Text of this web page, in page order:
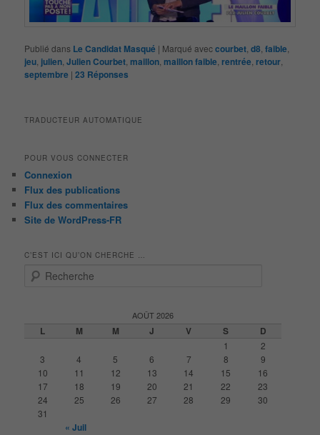
Publié dans Le Candidat Masqué | Marqué aveccourbet ,d8 ,faible
jeu julien ,Julien Courbet ,maillon ,maillon faible rentrée retour
septembre |23 Réponses
TRADUCTEUR AUTOMATIQUE
POUR VOUS CONNECTER
Connexion
Flux des publications
Flux des commentaires
Site de WordPress-FR
C’EST ICI QU’ON CHERCHE …
AOÛT 2026
L M M J V S D
1
2
3
4 5 6 7 8
9
10
11 12 13 14 15
16
17
18 19 20 21 22
23
24
25 26 27 28 29
30
31
« Juil